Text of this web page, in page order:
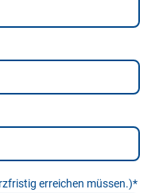
erreichen müssen.)*